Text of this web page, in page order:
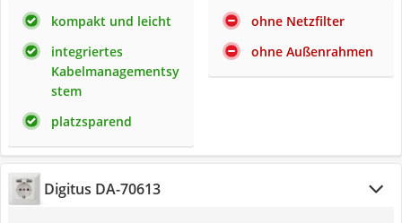
kompakt und leicht
integriertes
Kabelmanagementsy
stem
platzsparend
ohne Netzfilter
ohne Außenrahmen
Digitus DA-70613